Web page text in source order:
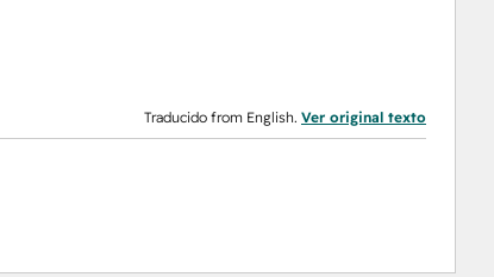
Traducido from English. Ver original texto